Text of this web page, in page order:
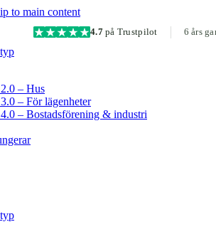
to main content
4.7på Trustpilot 6 års
– Hus
– För lägenheter
– Bostadsförening & industri